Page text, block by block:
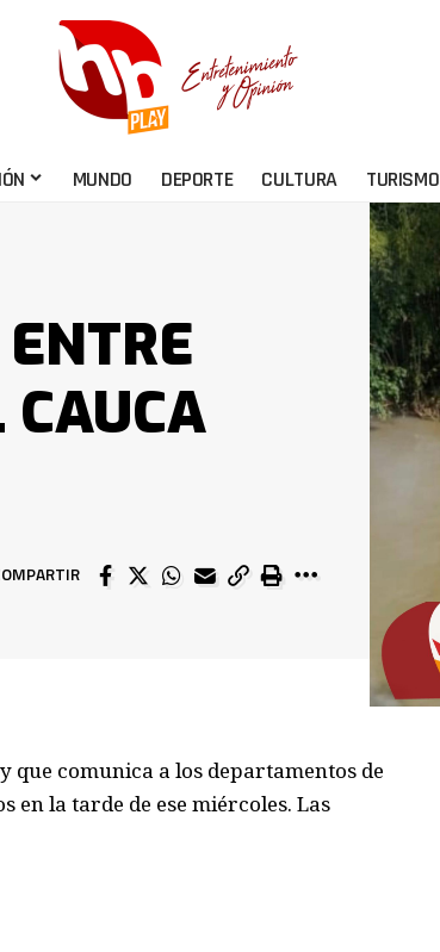
MUNDO DEPORTE CULTURA TURISMO
que comunica a los departamentos de
en la tarde de ese miércoles. Las